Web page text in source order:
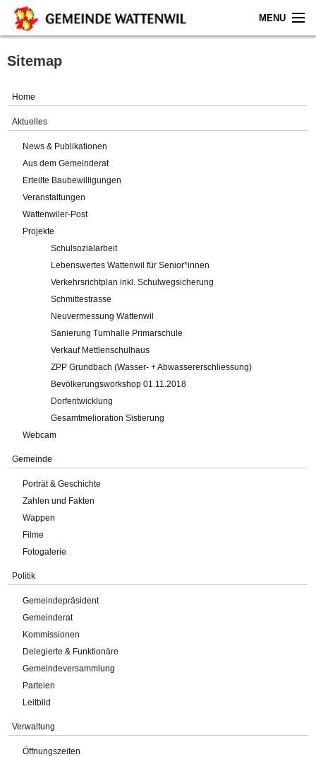
MENU
Home
Gemeinde
Verwaltung
Online-Service
Impressum
Sitemap
Home
Aktuelles
News & Publikationen
Aus dem Gemeinderat
Erteilte Baubewilligungen
Veranstaltungen
Wattenwiler-Post
Projekte
Schulsozialarbeit
Lebenswertes Wattenwil für Senior*innen
Verkehrsrichtplan inkl. Schulwegsicherung
Schmittestrasse
Neuvermessung Wattenwil
Sanierung Turnhalle Primarschule
Verkauf Mettlenschulhaus
ZPP Grundbach (Wasser- + Abwassererschliessung)
Bevölkerungsworkshop 01.11.2018
Dorfentwicklung
Gesamtmelioration Sistierung
Webcam
Gemeinde
Porträt & Geschichte
Zahlen und Fakten
Wappen
Filme
Fotogalerie
Politik
Gemeindepräsident
Gemeinderat
Kommissionen
Delegierte & Funktionäre
Gemeindeversammlung
Parteien
Leitbild
Verwaltung
Öffnungszeiten